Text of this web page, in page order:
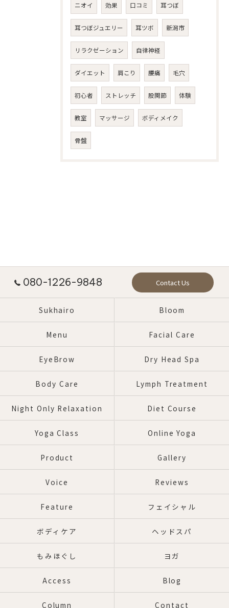
ニオイ 効果 口コミ 耳つぼ
耳つぼジュエリー 耳ツボ 新潟市
リラクゼーション 自律神経
ダイエット 肩こり 腰痛 毛穴
初心者 ストレッチ 股関節 体験
教室 マッサージ ボディメイク
骨盤
080-1226-9848 Contact Us
Sukhairo Bloom
Menu Facial Care
EyeBrow Dry Head Spa
Body Care Lymph Treatment
Night Only Relaxation Diet Course
Yoga Class Online Yoga
Product Gallery
Voice Reviews
Feature フェイシャル
ボディケア ヘッドスパ
もみほぐし ヨガ
Access Blog
Column Contact